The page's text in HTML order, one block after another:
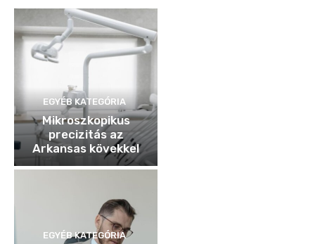
EGYÉB KATEGÓRIA
Mikroszkopikus
precizitás az
Arkansas kövekkel
EGYÉB KATEGÓRIA